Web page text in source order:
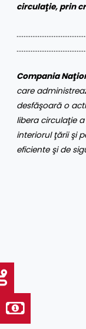
circulaţie, prin
Compania
care
desfăşoară o
libera circulaţie
interiorul ţării şi
eficiente şi de